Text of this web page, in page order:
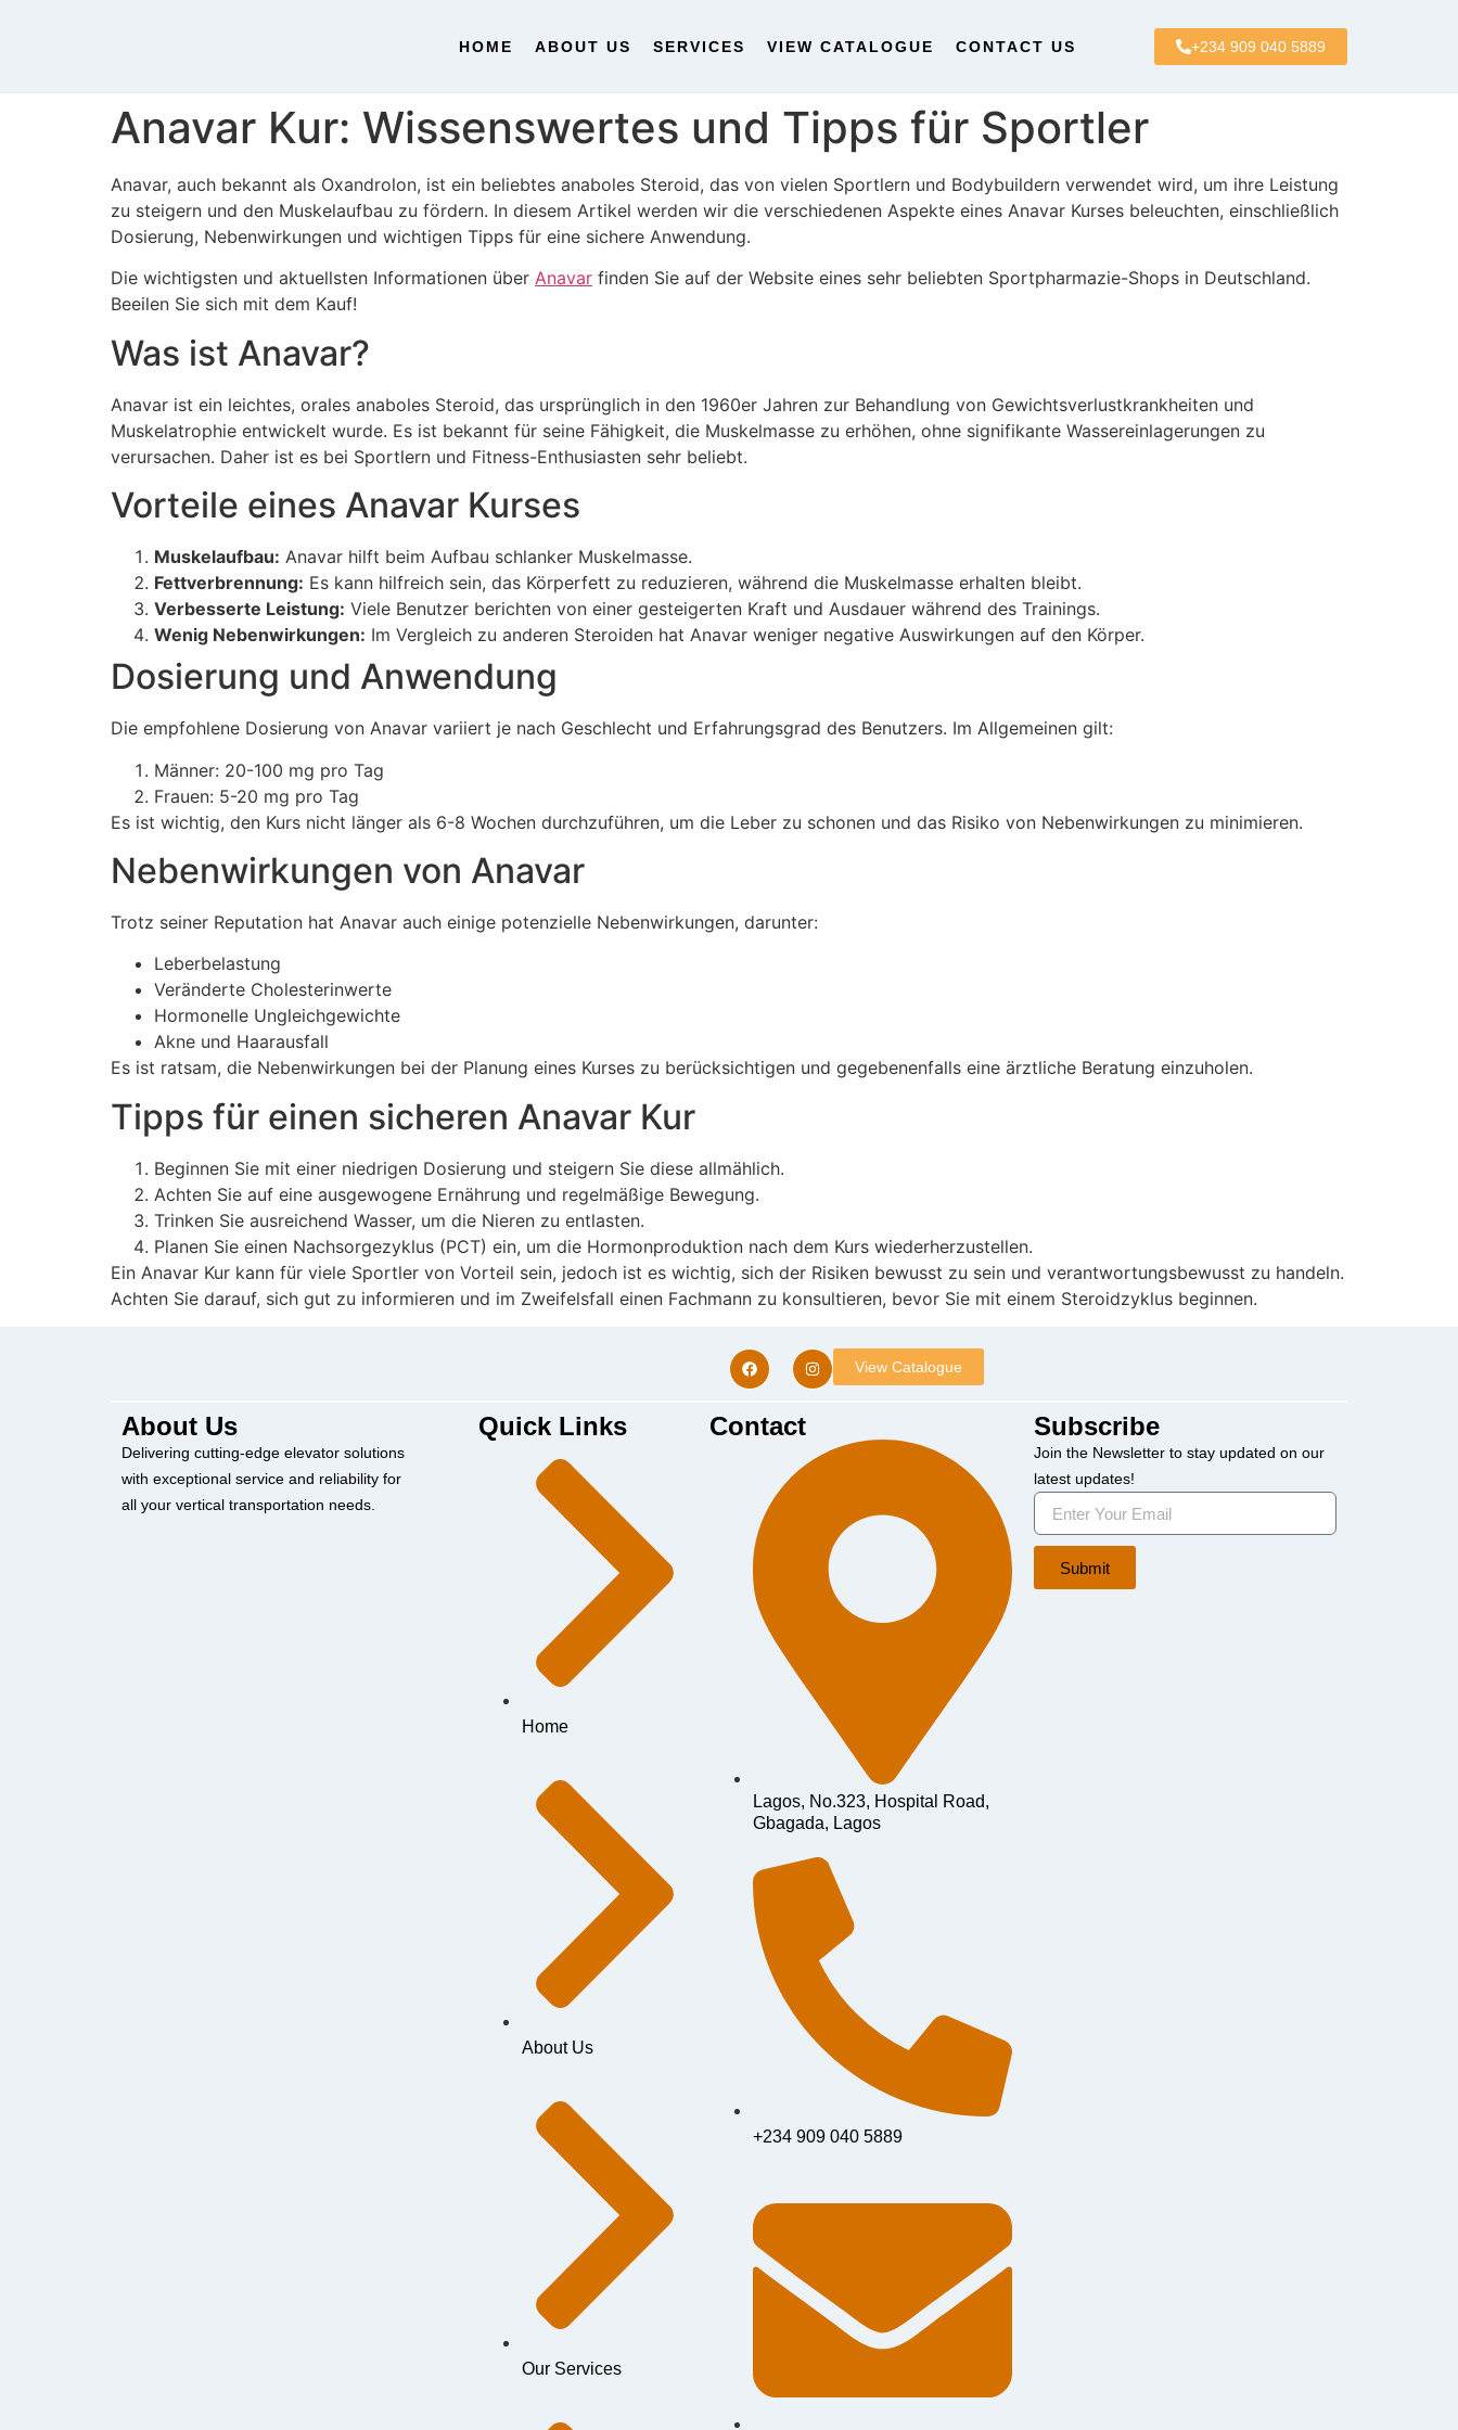
HOME ABOUT US SERVICES VIEW CATALOGUE CONTACT US +234 909 040 5889
Anavar Kur: Wissenswertes und Tipps für Sportler
Anavar, auch bekannt als Oxandrolon, ist ein beliebtes anaboles Steroid, das von vielen Sportlern und Bodybuildern verwendet wird, um ihre Leistung
zu steigern und den Muskelaufbau zu fördern. In diesem Artikel werden wir die verschiedenen Aspekte eines Anavar Kurses beleuchten, einschließlich
Dosierung, Nebenwirkungen und wichtigen Tipps für eine sichere Anwendung.
Die wichtigsten und aktuellsten Informationen über Anavar finden Sie auf der Website eines sehr beliebten Sportpharmazie-Shops in Deutschland.
Beeilen Sie sich mit dem Kauf!
Was ist Anavar?
Anavar ist ein leichtes, orales anaboles Steroid, das ursprünglich in den 1960er Jahren zur Behandlung von Gewichtsverlustkrankheiten und
Muskelatrophie entwickelt wurde. Es ist bekannt für seine Fähigkeit, die Muskelmasse zu erhöhen, ohne signifikante Wassereinlagerungen zu
verursachen. Daher ist es bei Sportlern und Fitness-Enthusiasten sehr beliebt.
Vorteile eines Anavar Kurses
Muskelaufbau: Anavar hilft beim Aufbau schlanker Muskelmasse.
Fettverbrennung: Es kann hilfreich sein, das Körperfett zu reduzieren, während die Muskelmasse erhalten bleibt.
Verbesserte Leistung: Viele Benutzer berichten von einer gesteigerten Kraft und Ausdauer während des Trainings.
Wenig Nebenwirkungen: Im Vergleich zu anderen Steroiden hat Anavar weniger negative Auswirkungen auf den Körper.
Dosierung und Anwendung
Die empfohlene Dosierung von Anavar variiert je nach Geschlecht und Erfahrungsgrad des Benutzers. Im Allgemeinen gilt:
Männer: 20-100 mg pro Tag
Frauen: 5-20 mg pro Tag
Es ist wichtig, den Kurs nicht länger als 6-8 Wochen durchzuführen, um die Leber zu schonen und das Risiko von Nebenwirkungen zu minimieren.
Nebenwirkungen von Anavar
Trotz seiner Reputation hat Anavar auch einige potenzielle Nebenwirkungen, darunter:
Leberbelastung
Veränderte Cholesterinwerte
Hormonelle Ungleichgewichte
Akne und Haarausfall
Es ist ratsam, die Nebenwirkungen bei der Planung eines Kurses zu berücksichtigen und gegebenenfalls eine ärztliche Beratung einzuholen.
Tipps für einen sicheren Anavar Kur
Beginnen Sie mit einer niedrigen Dosierung und steigern Sie diese allmählich.
Achten Sie auf eine ausgewogene Ernährung und regelmäßige Bewegung.
Trinken Sie ausreichend Wasser, um die Nieren zu entlasten.
Planen Sie einen Nachsorgezyklus (PCT) ein, um die Hormonproduktion nach dem Kurs wiederherzustellen.
Ein Anavar Kur kann für viele Sportler von Vorteil sein, jedoch ist es wichtig, sich der Risiken bewusst zu sein und verantwortungsbewusst zu handeln.
Achten Sie darauf, sich gut zu informieren und im Zweifelsfall einen Fachmann zu konsultieren, bevor Sie mit einem Steroidzyklus beginnen.
View Catalogue
About Us
Delivering cutting-edge elevator solutions
with exceptional service and reliability for
all your vertical transportation needs.
Quick Links
Home
About Us
Our Services
Contact
Lagos, No.323, Hospital Road,
Gbagada, Lagos
+234 909 040 5889
Subscribe
Join the Newsletter to stay updated on our
latest updates!
Submit